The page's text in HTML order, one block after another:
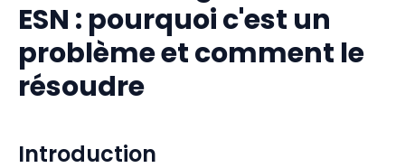
ESN : pourquoi c'est un
problème et comment le
résoudre
Introduction